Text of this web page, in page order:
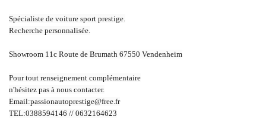
Spécialiste de voiture sport prestige.
Recherche personnalisée.
Showroom 11c Route de Brumath 67550 Vendenheim
Pour tout renseignement complémentaire
n'hésitez pas à nous contacter.
Email:passionautoprestige@free.fr
TEL:0388594146 // 0632164623